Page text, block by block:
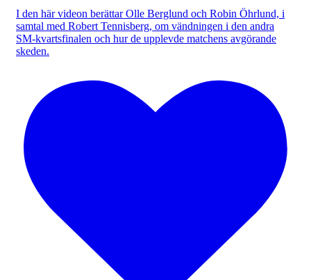
I den här videon berättar Olle Berglund och Robin Öhrlund, i
samtal med Robert Tennisberg, om vändningen i den andra
SM-kvartsfinalen och hur de upplevde matchens avgörande
skeden.